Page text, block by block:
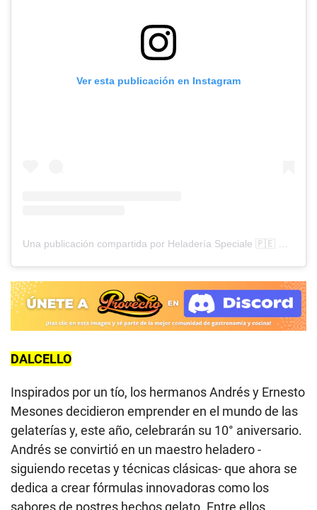
Ver esta publicación en Instagram
DALCELLO
Inspirados por un tío, los hermanos Andrés y Ernesto
Mesones decidieron emprender en el mundo de las
gelaterías y, este año, celebrarán su 10° aniversario.
Andrés se convirtió en un maestro heladero -
siguiendo recetas y técnicas clásicas- que ahora se
dedica a crear fórmulas innovadoras como los
sabores de postres hechos gelato. Entre ellos